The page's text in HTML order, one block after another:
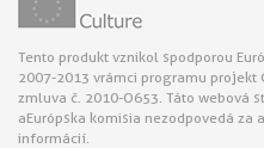
Tento produkt vznikol s podporou
2007-2013 v rámci programu projekt
zmluva č. 2010-O653. Táto webová
a Európska komisia nezodpovedá
informácií.